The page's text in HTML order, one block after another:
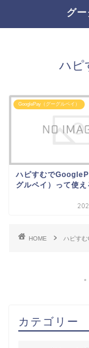
グ
ハピ
GooglePay（グーグルペイ）
ハピすむで
グルペイ）って使え
HOME ハピす
カテゴリー